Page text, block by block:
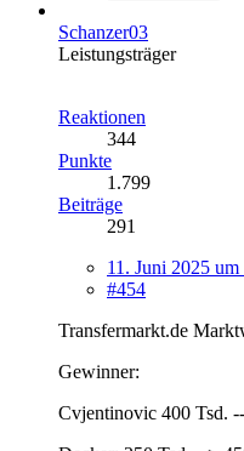
Schanzer03
Leistungsträger
Reaktionen
344
Punkte
1.799
Beiträge
291
11. Juni 2025
#454
Transfermarkt.de
Gewinner:
Cvjentinovic 400 Tsd.